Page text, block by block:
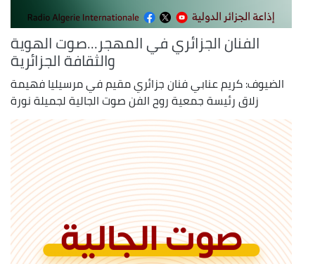
الفنان الجزائري في المهجر...صوت الهوية
والثقافة الجزائرية
الضيوف: كريم عنابي فنان جزائري مقيم في مرسيليا فهيمة
زلاق رئيسة جمعية روح الفن صوت الجالية لجميلة نورة